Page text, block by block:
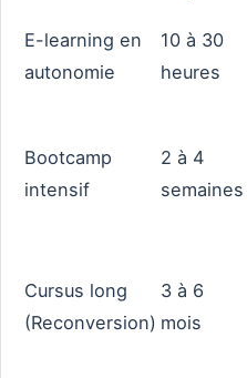
E-learning en
autonomie
10 à 30
heures
Bootcamp
intensif
2 à 4
semaines
Cursus long
(Reconversion)
3 à 6
mois